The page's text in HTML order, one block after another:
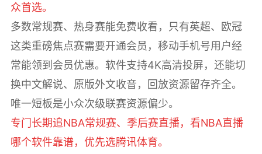
众首选。
多数常规赛、热身赛能免费收看，只有英超、欧冠
这类重磅焦点赛需要开通会员，移动手机号用户经
常能领到会员优惠。软件支持4K高清投屏，还能切
换中文解说、原版外文收音，回放资源留存齐全。
唯一短板是小众次级联赛资源偏少。
专门长期追NBA常规赛、季后赛直播，看NBA直播
哪个软件靠谱，优先选腾讯体育。